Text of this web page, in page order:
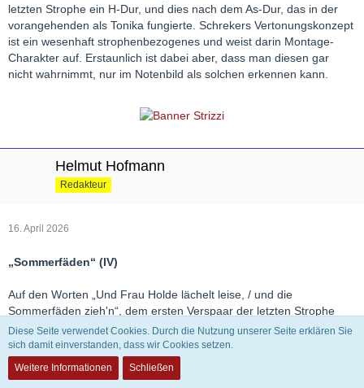
letzten Strophe ein H-Dur, und dies nach dem As-Dur, das in der
vorangehenden als Tonika fungierte. Schrekers Vertonungskonzept
ist ein wesenhaft strophenbezogenes und weist darin Montage-
Charakter auf. Erstaunlich ist dabei aber, dass man diesen gar
nicht wahrnimmt, nur im Notenbild als solchen erkennen kann.
Helmut Hofmann
Redakteur
16. April 2026
„Sommerfäden“ (IV)
Auf den Worten „Und Frau Holde lächelt leise, / und die
Sommerfäden zieh'n“, dem ersten Verspaar der letzten Strophe
also, beschreibt die melodische Linie die gleiche Bewegung wie auf
jenem der ersten. Auch der Klaviersatz ist identisch. Mit dieser
Anbindung der Liedmusik an den Anfang intensiviert Schreker ihre
innere Geschlossenheit. Die Worte „ihre rätselvolle Reise“
Diese Seite verwendet Cookies. Durch die Nutzung unserer Seite erklären Sie
sich damit einverstanden, dass wir Cookies setzen.
Weitere Informationen
Schließen